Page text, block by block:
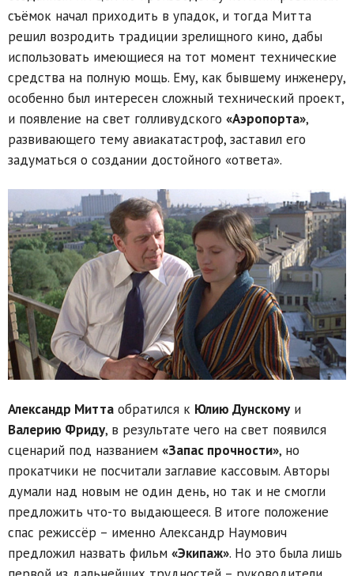
съёмок начал приходить в упадок, и тогда Митта
решил возродить традиции зрелищного кино, дабы
использовать имеющиеся на тот момент технические
средства на полную мощь. Ему, как бывшему инженеру,
особенно был интересен сложный технический проект,
и появление на свет голливудского «Аэропорта»,
развивающего тему авиакатастроф, заставил его
задуматься о создании достойного «ответа».
Александр Митта обратился к Юлию Дунскому и
Валерию Фриду, в результате чего на свет появился
сценарий под названием «Запас прочности», но
прокатчики не посчитали заглавие кассовым. Авторы
думали над новым не один день, но так и не смогли
предложить что-то выдающееся. В итоге положение
спас режиссёр – именно Александр Наумович
предложил назвать фильм «Экипаж». Но это была лишь